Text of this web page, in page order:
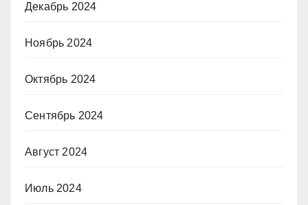
Декабрь 2024
Ноябрь 2024
Октябрь 2024
Сентябрь 2024
Август 2024
Июль 2024